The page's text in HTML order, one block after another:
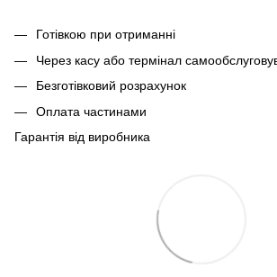
Готівкою при отриманні
Через касу або термінал
Безготівковий розрахунок
Оплата частинами
Гарантія від виробника